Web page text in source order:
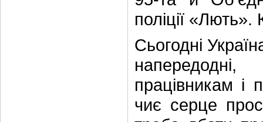
поліції «Лють».
Сьогодні
працівникам і
чиє серце